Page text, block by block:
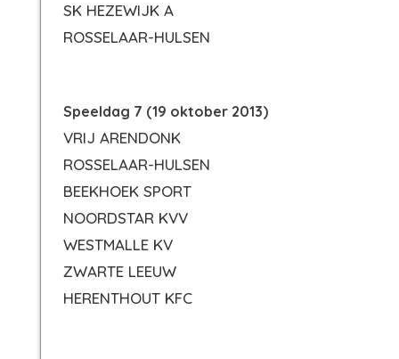
SK HEZEWIJK A
ROSSELAAR-HULSEN
Speeldag 7 (19 oktober 2013)
VRIJ ARENDONK
ROSSELAAR-HULSEN
BEEKHOEK SPORT
NOORDSTAR KVV
WESTMALLE KV
ZWARTE LEEUW
HERENTHOUT KFC